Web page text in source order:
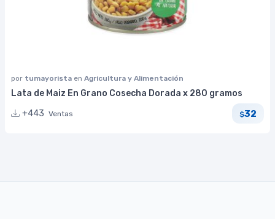
por tumayorista en Agricultura y Alimentación
Lata de Maiz En Grano Cosecha Dorada x 280 gramos
+443 Ventas $32